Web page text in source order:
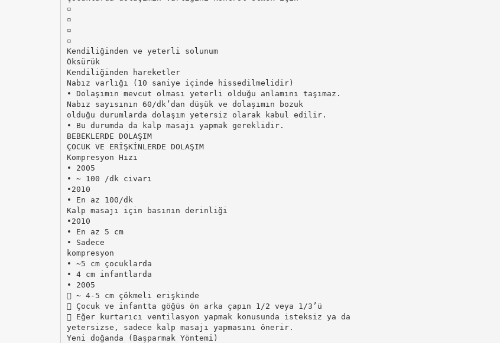
▫
▫
▫
▫
Kendiliğinden ve yeterli solunum
Öksürük
Kendiliğinden hareketler
Nabız varlığı (10 saniye içinde hissedilmelidir)
• Dolaşımın mevcut olması yeterli olduğu anlamını taşımaz.
Nabız sayısının 60/dk’dan düşük ve dolaşımın bozuk
olduğu durumlarda dolaşım yetersiz olarak kabul edilir.
• Bu durumda da kalp masajı yapmak gereklidir.
BEBEKLERDE DOLAŞIM
ÇOCUK VE ERİŞKİNLERDE DOLAŞIM
Kompresyon Hızı
• 2005
• ~ 100 /dk civarı
•2010
• En az 100/dk
Kalp masajı için basının derinliği
•2010
• En az 5 cm
• Sadece
kompresyon
• ~5 cm çocuklarda
• 4 cm infantlarda
• 2005
 ~ 4-5 cm çökmeli erişkinde
 Çocuk ve infantta göğüs ön arka çapın 1/2 veya 1/3’ü
 Eğer kurtarıcı ventilasyon yapmak konusunda isteksiz ya da
yetersizse, sadece kalp masajı yapmasını önerir.
Yeni doğanda (Başparmak Yöntemi)